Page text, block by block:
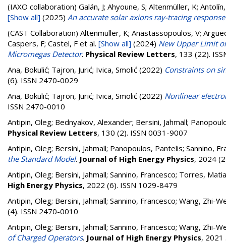
(IAXO collaboration) Galán, J; Ahyoune, S; Altenmüller, K;
[Show all] (2025) An accurate solar axions ray-tracing
(CAST Collaboration) Altenmüller, K; Anastassopoulos, V;
Caspers, F; Castel, F et al. [Show all] (2024) New Upper Limit
Micromegas Detector. Physical Review Letters, 133 (22).
Ana, Bokulić; Tajron, Jurić; Ivica, Smolić (2022) Constraints on
(6). ISSN 2470-0029
Ana, Bokulić; Tajron, Jurić; Ivica, Smolić (2022) Nonlinear
ISSN 2470-0010
Antipin, Oleg; Bednyakov, Alexander; Bersini, Jahmall;
Physical Review Letters, 130 (2). ISSN 0031-9007
Antipin, Oleg; Bersini, Jahmall; Panopoulos, Pantelis; Sannino,
the Standard Model. Journal of High Energy Physics, 2024
Antipin, Oleg; Bersini, Jahmall; Sannino, Francesco; Torres,
High Energy Physics, 2022 (6). ISSN 1029-8479
Antipin, Oleg; Bersini, Jahmall; Sannino, Francesco; Wang, Zhi-
(4). ISSN 2470-0010
Antipin, Oleg; Bersini, Jahmall; Sannino, Francesco; Wang, Zhi-
of Charged Operators. Journal of High Energy Physics, 2021